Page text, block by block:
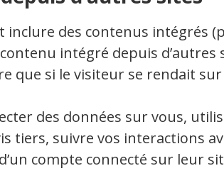
inclure des contenus intégrés
intégré depuis d’autres
que si le visiteur se rendait
des données sur vous,
tiers, suivre vos interactions
compte connecté sur leur